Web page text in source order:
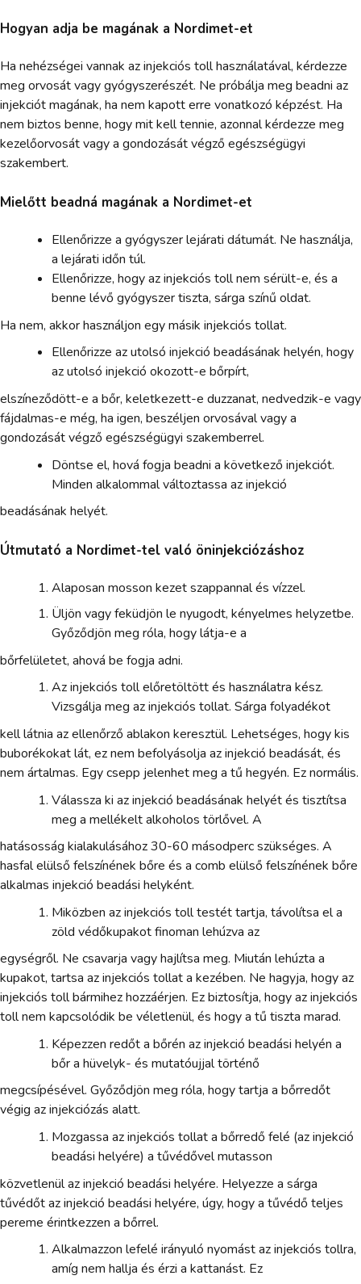
Hogyan adja be magának a Nordimet-et
Ha nehézségei vannak az injekciós toll használatával, kérdezze
meg orvosát vagy gyógyszerészét. Ne próbálja meg beadni az
injekciót magának, ha nem kapott erre vonatkozó képzést. Ha
nem biztos benne, hogy mit kell tennie, azonnal kérdezze meg
kezelőorvosát vagy a gondozását végző egészségügyi
szakembert.
Mielőtt beadná magának a Nordimet-et
Ellenőrizze a gyógyszer lejárati dátumát. Ne használja,
a lejárati időn túl.
Ellenőrizze, hogy az injekciós toll nem sérült-e, és a
benne lévő gyógyszer tiszta, sárga színű oldat.
Ha nem, akkor használjon egy másik injekciós tollat.
Ellenőrizze az utolsó injekció beadásának helyén, hogy
az utolsó injekció okozott-e bőrpírt,
elszíneződött-e a bőr, keletkezett-e duzzanat, nedvedzik-e vagy
fájdalmas-e még, ha igen, beszéljen orvosával vagy a
gondozását végző egészségügyi szakemberrel.
Döntse el, hová fogja beadni a következő injekciót.
Minden alkalommal változtassa az injekció
beadásának helyét.
Útmutató a Nordimet-tel való öninjekciózáshoz
Alaposan mosson kezet szappannal és vízzel.
Üljön vagy feküdjön le nyugodt, kényelmes helyzetbe.
Győződjön meg róla, hogy látja-e a
bőrfelületet, ahová be fogja adni.
Az injekciós toll előretöltött és használatra kész.
Vizsgálja meg az injekciós tollat. Sárga folyadékot
kell látnia az ellenőrző ablakon keresztül. Lehetséges, hogy kis
buborékokat lát, ez nem befolyásolja az injekció beadását, és
nem ártalmas. Egy csepp jelenhet meg a tű hegyén. Ez normális.
Válassza ki az injekció beadásának helyét és tisztítsa
meg a mellékelt alkoholos törlővel. A
hatásosság kialakulásához 30-60 másodperc szükséges. A
hasfal elülső felszínének bőre és a comb elülső felszínének bőre
alkalmas injekció beadási helyként.
Miközben az injekciós toll testét tartja, távolítsa el a
zöld védőkupakot finoman lehúzva az
egységről. Ne csavarja vagy hajlítsa meg. Miután lehúzta a
kupakot, tartsa az injekciós tollat a kezében. Ne hagyja, hogy az
injekciós toll bármihez hozzáérjen. Ez biztosítja, hogy az injekciós
toll nem kapcsolódik be véletlenül, és hogy a tű tiszta marad.
Képezzen redőt a bőrén az injekció beadási helyén a
bőr a hüvelyk- és mutatóujjal történő
megcsípésével. Győződjön meg róla, hogy tartja a bőrredőt
végig az injekciózás alatt.
Mozgassa az injekciós tollat a bőrredő felé (az injekció
beadási helyére) a tűvédővel mutasson
közvetlenül az injekció beadási helyére. Helyezze a sárga
tűvédőt az injekció beadási helyére, úgy, hogy a tűvédő teljes
pereme érintkezzen a bőrrel.
Alkalmazzon lefelé irányuló nyomást az injekciós tollra,
amíg nem hallja és érzi a kattanást. Ez